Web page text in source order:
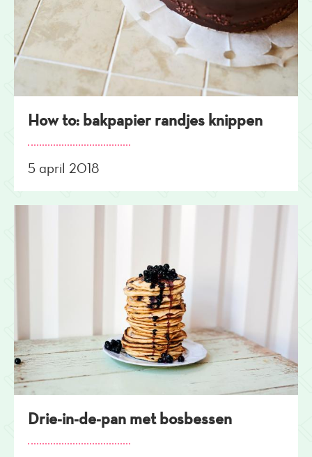
How to: bakpapier randjes knippen
5 april 2018
Drie-in-de-pan met bosbessen